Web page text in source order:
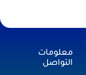
معلومات
التواصل